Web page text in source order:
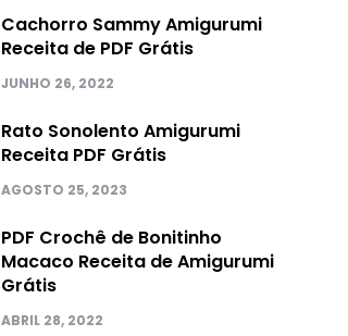
Cachorro Sammy Amigurumi
Receita de PDF Grátis
JUNHO 26, 2022
Rato Sonolento Amigurumi
Receita PDF Grátis
AGOSTO 25, 2023
PDF Crochê de Bonitinho
Macaco Receita de Amigurumi
Grátis
ABRIL 28, 2022